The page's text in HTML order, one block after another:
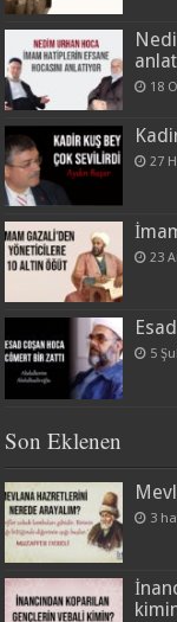
18
27
23
5
Son Eklenen
3